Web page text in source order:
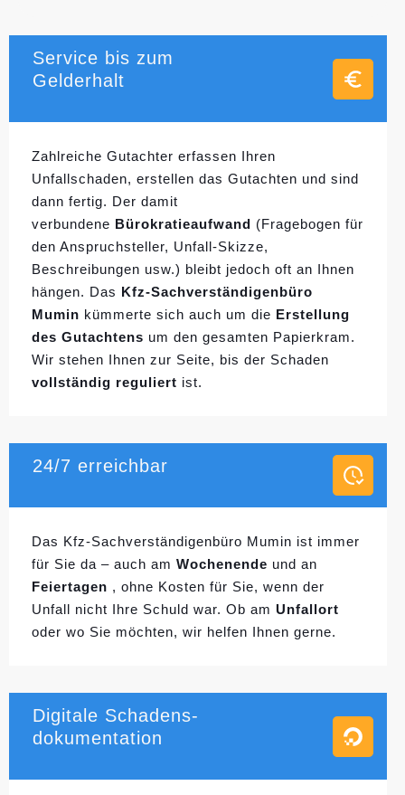
Service bis zum
Gelderhalt
Zahlreiche Gutachter erfassen Ihren
Unfallschaden, erstellen das Gutachten und sind
dann fertig. Der damit
verbundene Bürokratieaufwand (Fragebogen für
den Anspruchsteller, Unfall-Skizze,
Beschreibungen usw.) bleibt jedoch oft an Ihnen
hängen. Das Kfz-Sachverständigenbüro
Mumin kümmerte sich auch um die Erstellung
des Gutachtens um den gesamten Papierkram.
Wir stehen Ihnen zur Seite, bis der Schaden
vollständig reguliert ist.
24/7 erreichbar
Das Kfz-Sachverständigenbüro Mumin ist immer
für Sie da – auch am Wochenende und an
Feiertagen , ohne Kosten für Sie, wenn der
Unfall nicht Ihre Schuld war. Ob am Unfallort
oder wo Sie möchten, wir helfen Ihnen gerne.
Digitale Schadens-
dokumentation